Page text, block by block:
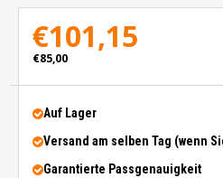
€101,15
€85,00
Auf Lager
Versand am selben Tag (wenn
Garantierte Passgenauigkeit